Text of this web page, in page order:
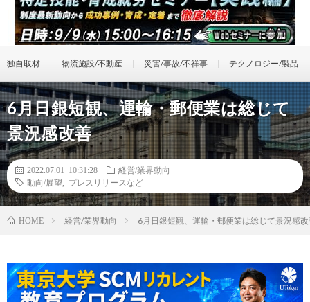
独自取材 物流施設/不動産 災害/事故/不祥事 テクノロジー/製品
6月日銀短観、運輸・郵便業は総じて
景況感改善
2022.07.01 10:31:28
経営/業界動向
動向/展望
プレスリリースなど
HOME 経営/業界動向 6月日銀短観、運輸・郵便業は総じて景況感